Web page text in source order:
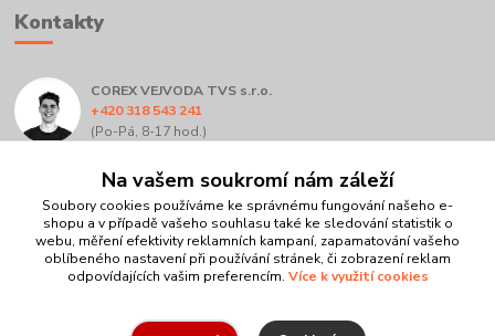
Kontakty
COREX VEJVODA TVS s.r.o.
+420 318 543 241
(Po-Pá, 8-17 hod.)
info@corex.czNa vašem soukromí nám záleží
Soubory cookies používáme ke správnému fungování našeho e-
shopu a v případě vašeho souhlasu také ke sledování statistik o
webu, měření efektivity reklamních kampaní, zapamatování vašeho
oblíbeného nastavení při používání stránek, či zobrazení reklam
odpovídajících vašim preferencím. Více k využití cookies